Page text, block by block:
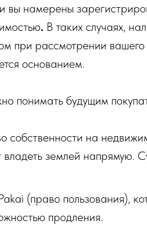
вы намерены
. В таких случаях,
при рассмотрении
основанием.
понимать будущим
собственности на
владеть землей напрямую.
(право пользования),
продления.